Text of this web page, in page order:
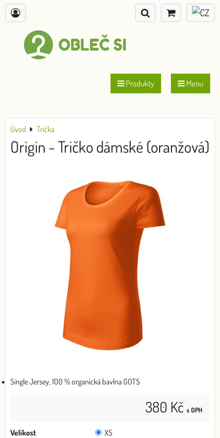
Produkty Menu
Úvod Trička
Origin - Tričko dámské (oranžová)
Single Jersey, 100 % organická bavlna GOTS
380 Kč s DPH
Velikost
XS